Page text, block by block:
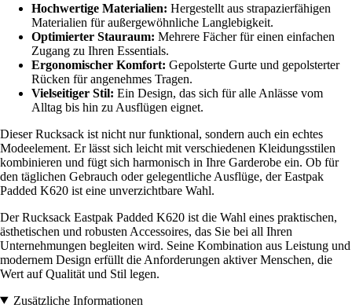
Hochwertige Materialien: Hergestellt aus strapazierfähigen
Materialien für außergewöhnliche Langlebigkeit.
Optimierter Stauraum: Mehrere Fächer für einen einfachen
Zugang zu Ihren Essentials.
Ergonomischer Komfort: Gepolsterte Gurte und gepolsterter
Rücken für angenehmes Tragen.
Vielseitiger Stil: Ein Design, das sich für alle Anlässe vom
Alltag bis hin zu Ausflügen eignet.
Dieser Rucksack ist nicht nur funktional, sondern auch ein echtes
Modeelement. Er lässt sich leicht mit verschiedenen Kleidungsstilen
kombinieren und fügt sich harmonisch in Ihre Garderobe ein. Ob für
den täglichen Gebrauch oder gelegentliche Ausflüge, der Eastpak
Padded K620 ist eine unverzichtbare Wahl.
Der Rucksack Eastpak Padded K620 ist die Wahl eines praktischen,
ästhetischen und robusten Accessoires, das Sie bei all Ihren
Unternehmungen begleiten wird. Seine Kombination aus Leistung und
modernem Design erfüllt die Anforderungen aktiver Menschen, die
Wert auf Qualität und Stil legen.
Zusätzliche Informationen